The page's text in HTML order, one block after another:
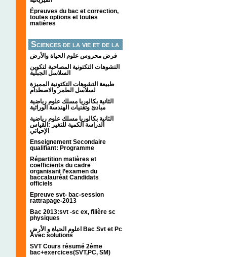
Épreuves du bac et correction,
toutes options et toutes
matières
Sciences de la vie et de la
terre
فرض محروس علوم الحياة والأرض
التشوهات التكتونیة المصاحبة لتكوین
السلاسل الجبلیة
طبيعة التشوهات التكتونية المميزة
لسلاسل الطمر والاصطدام
الثانية بكالوريا مسلك علوم رياضية
مبادئ وتقنيات الهندسة الوراثية
الثانية بكالوريا مسلك علوم رياضية
الدراسة الكمية للتغير :القياس
الإحيائي
Enseignement Secondaire
qualifiant: Programme
Répartition matières et
coefficients du cadre
organisant l’examen du
baccalauréat Candidats
officiels
Epreuve svt- bac-session
rattrapage-2013
Bac 2013:svt -sc ex, filière sc
physiques
اعلوم الحياة و الأرض Bac Svt et Pc
Avec solutions
SVT Cours résumé 2ème
bac+exercices(SVT,PC, SM)